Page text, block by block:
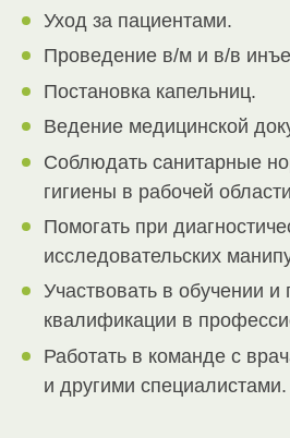
Уход за пациентами.
Проведение в/м и в/в
Постановка капельниц.
Ведение медицинской
Соблюдать санитарные
гигиены в рабочей
Помогать при
исследовательских
Участвовать в обучении
квалификации в
Работать в команде с
и другими специалистами.